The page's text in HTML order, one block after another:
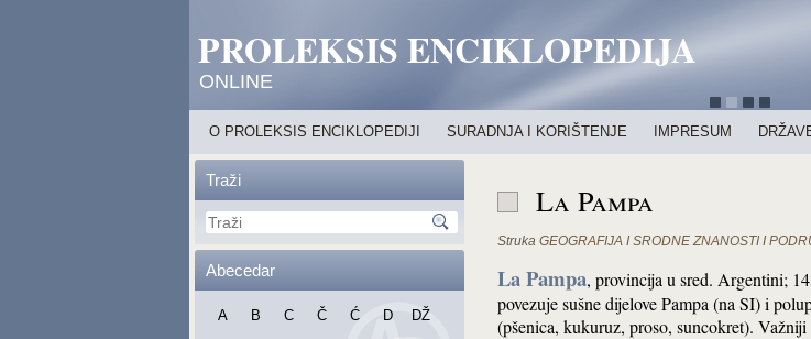
PROLEKSIS ENCIKLOPEDIJA
ONLINE
O PROLEKSIS ENCIKLOPEDIJI SURADNJA I KORIŠTENJE IMPRESUM
Traži
Abecedar
A B C Č Ć D
DŽ
La Pampa
Struka GEOGRAFIJA I SRODNE ZNANOSTI I
La Pampa, provincija u sred. Argentini;
povezuje sušne dijelove Pampa (na SI) i
(pšenica, kukuruz, proso, suncokret).